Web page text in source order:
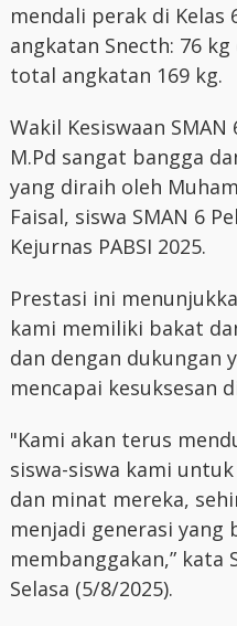
mendali perak di Kelas
angkatan Snecth: 76 kg
total angkatan 169 kg.
Wakil Kesiswaan
M.Pd sangat bangga
yang diraih oleh
Faisal, siswa SMAN 6
Kejurnas PABSI 2025.
Prestasi ini
kami memiliki bakat
dan dengan dukungan
mencapai kesuksesan
"Kami akan terus
siswa-siswa kami
dan minat mereka,
menjadi generasi yang
membanggakan,” kata
Selasa (5/8/2025).